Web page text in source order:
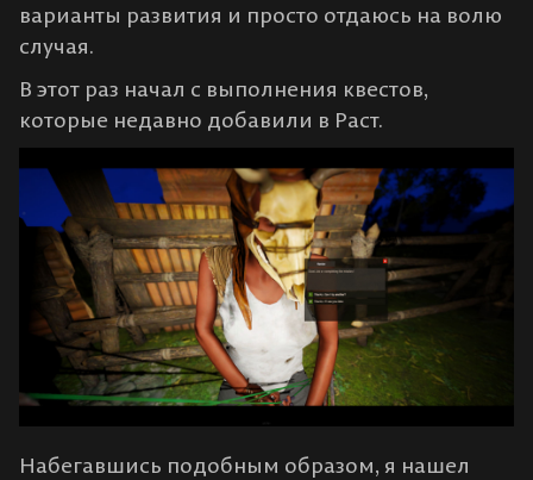
варианты развития и просто отдаюсь на волю
случая.
В этот раз начал с выполнения квестов,
которые недавно добавили в Раст.
Набегавшись подобным образом, я нашел